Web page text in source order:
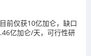
前仅获10亿加仑，缺口
亿加仑/天，可行性研